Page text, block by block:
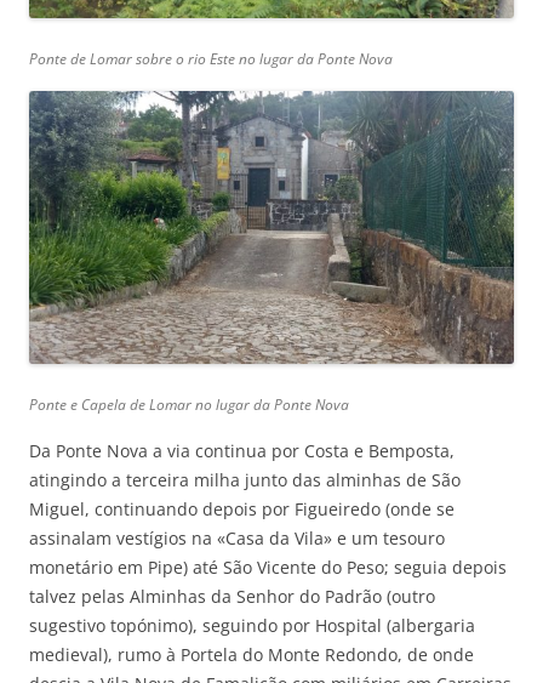
Ponte de Lomar sobre o rio Este no lugar da Ponte Nova
Ponte e Capela de Lomar no lugar da Ponte Nova
Da Ponte Nova a via continua por Costa e Bemposta,
atingindo a terceira milha junto das alminhas de São
Miguel, continuando depois por Figueiredo (onde se
assinalam vestígios na «Casa da Vila» e um tesouro
monetário em Pipe) até São Vicente do Peso; seguia depois
talvez pelas Alminhas da Senhor do Padrão (outro
sugestivo topónimo), seguindo por Hospital (albergaria
medieval), rumo à Portela do Monte Redondo, de onde